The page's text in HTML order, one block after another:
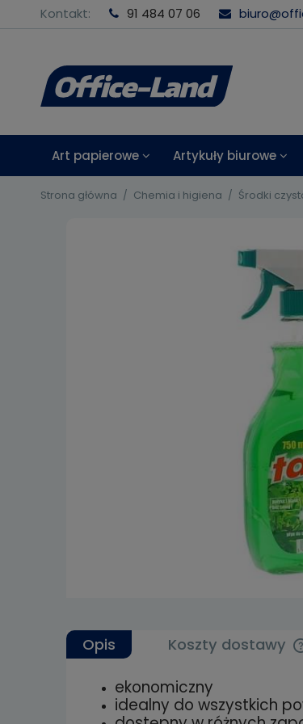
Kontakt: 91 484 07 06
Art papierowe Artykuły biurowe
Strona główna Chemia i higiena Środki
Opis Koszty dostawy
ekonomiczny
idealny do wszystkich